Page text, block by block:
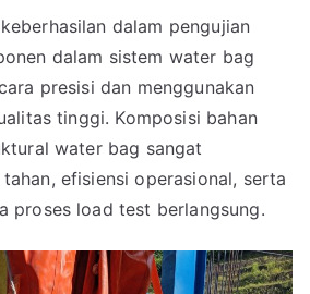
dalam pengujian
dalam sistem water bag
presisi dan menggunakan
tinggi. Komposisi bahan
water bag sangat
efisiensi operasional, serta
proses load test berlangsung.